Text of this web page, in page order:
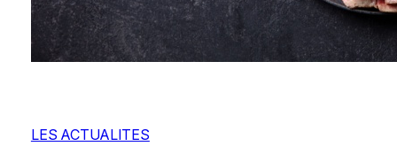
LES ACTUALITES